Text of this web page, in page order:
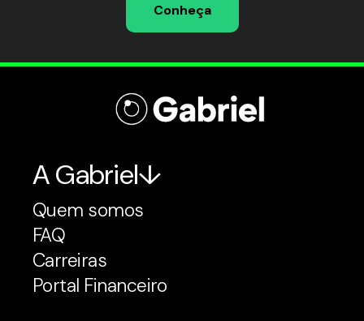
Conheça
A Gabriel
Quem somos
FAQ
Carreiras
Portal Financeiro